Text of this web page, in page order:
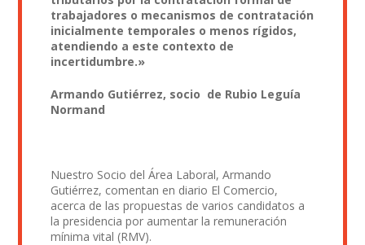
trabajadores o mecanismos de contratación
inicialmente temporales o menos rígidos,
atendiendo a este contexto de
incertidumbre.»
Armando Gutiérrez, socio de Rubio Leguía
Normand
Nuestro Socio del Área Laboral, Armando
Gutiérrez, comentan en diario El Comercio,
acerca de las propuestas de varios candidatos a
la presidencia por aumentar la remuneración
mínima vital (RMV).